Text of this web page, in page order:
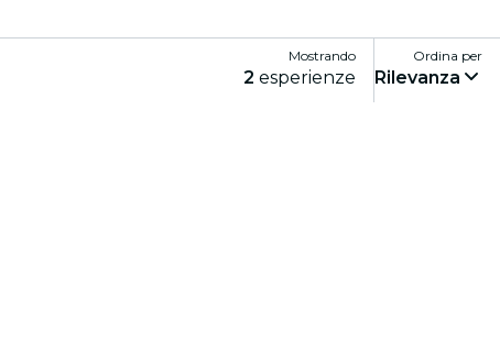
Mostrando
2 esperienze
Ordina per
Rilevanza